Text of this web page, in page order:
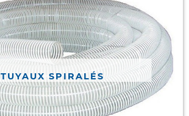
TUYAUX SPIRALÉS